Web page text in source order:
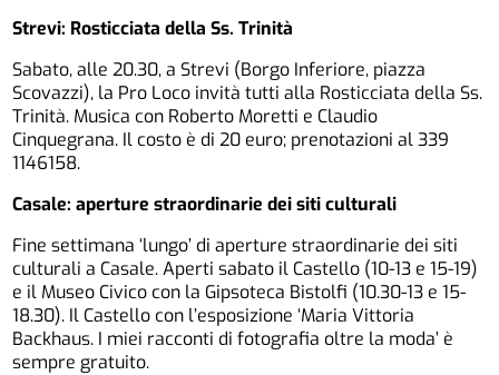
Strevi: Rosticciata della Ss. Trinità
Sabato, alle 20.30, a Strevi (Borgo Inferiore, piazza
Scovazzi), la Pro Loco invità tutti alla Rosticciata della Ss.
Trinità. Musica con Roberto Moretti e Claudio
Cinquegrana. Il costo è di 20 euro; prenotazioni al 339
1146158.
Casale: aperture straordinarie dei siti culturali
Fine settimana ‘lungo’ di aperture straordinarie dei siti
culturali a Casale. Aperti sabato il Castello (10-13 e 15-19)
e il Museo Civico con la Gipsoteca Bistolfi (10.30-13 e 15-
18.30). Il Castello con l’esposizione ‘Maria Vittoria
Backhaus. I miei racconti di fotografia oltre la moda’ è
sempre gratuito.